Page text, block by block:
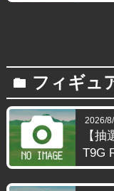
folder フィギュ
2026/
【
T9G